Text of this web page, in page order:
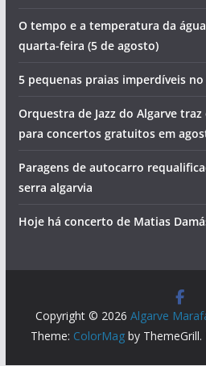
O tempo e a temperatura da
quarta-feira (5 de agosto)
5 pequenas praias imperdíveis no
Orquestra de Jazz do Algarve
para concertos gratuitos em
Paragens de autocarro
serra algarvia
Hoje há concerto de Matias
Copyright © 2026Algarve
Theme: ColorMagby ThemeGrill.